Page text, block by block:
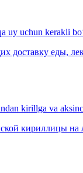
uchun kerakli
доставку еды,
kirillga va
кириллицы на